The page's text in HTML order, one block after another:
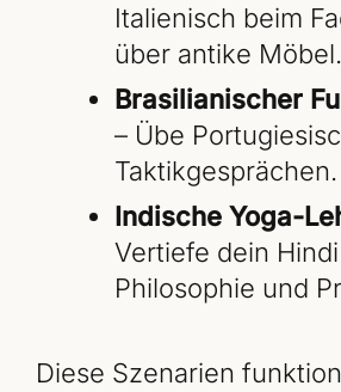
Italienisch beim
über antike Möbel.
Brasilianischer
– Übe
Taktikgesprächen.
Indische Yoga-
Vertiefe dein
Philosophie und
Diese Szenarien